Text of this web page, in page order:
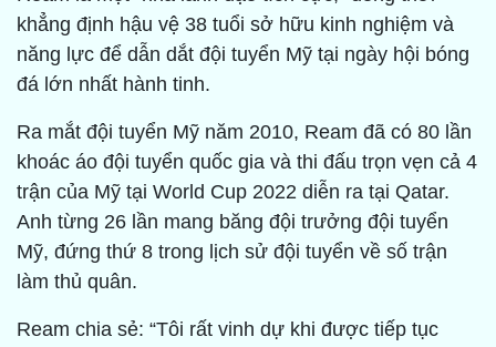
khẳng định hậu vệ 38 tuổi sở hữu kinh nghiệm và
năng lực để dẫn dắt đội tuyển Mỹ tại ngày hội bóng
đá lớn nhất hành tinh.
Ra mắt đội tuyển Mỹ năm 2010, Ream đã có 80 lần
khoác áo đội tuyển quốc gia và thi đấu trọn vẹn cả 4
trận của Mỹ tại World Cup 2022 diễn ra tại Qatar.
Anh từng 26 lần mang băng đội trưởng đội tuyển
Mỹ, đứng thứ 8 trong lịch sử đội tuyển về số trận
làm thủ quân.
Ream chia sẻ: “Tôi rất vinh dự khi được tiếp tục